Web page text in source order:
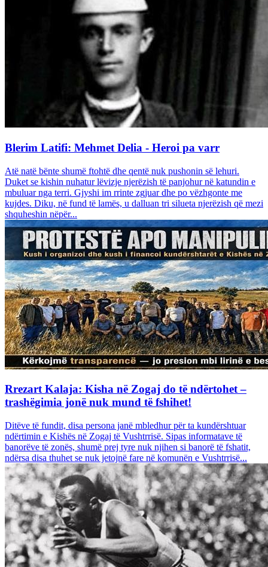
Blerim Latifi: Mehmet Delia - Heroi pa varr
Atë natë bënte shumë ftohtë dhe qentë nuk pushonin së lehuri.
Duket se kishin nuhatur lëvizje njerëzish të panjohur në katundin e
mbuluar nga terri. Gjyshi im rrinte zgjuar dhe po vëzhgonte me
kujdes. Diku, në fund të lamës, u dalluan tri silueta njerëzish që mezi
shquheshin nëpër...
Rrezart Kalaja: Kisha në Zogaj do të ndërtohet –
trashëgimia jonë nuk mund të fshihet!
Ditëve të fundit, disa persona janë mbledhur për ta kundërshtuar
ndërtimin e Kishës në Zogaj të Vushtrrisë. Sipas informatave të
banorëve të zonës, shumë prej tyre nuk njihen si banorë të fshatit,
ndërsa disa thuhet se nuk jetojnë fare në komunën e Vushtrrisë...